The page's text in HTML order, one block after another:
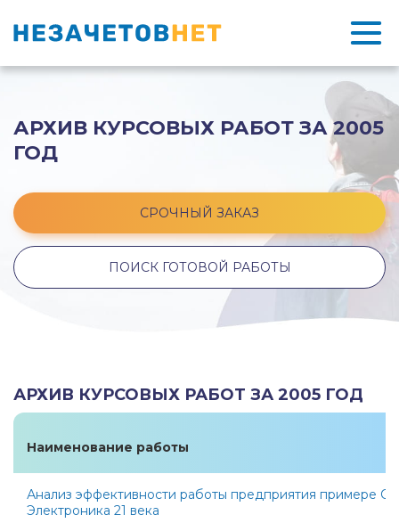
АРХИВ КУРСОВЫХ РАБОТ ЗА 2005
ГОД
СРОЧНЫЙ ЗАКАЗ
ПОИСК ГОТОВОЙ РАБОТЫ
АРХИВ КУРСОВЫХ РАБОТ ЗА 2005 ГОД
Наименование работы
Анализ эффективности работы предприятия примере
Электроника 21 века